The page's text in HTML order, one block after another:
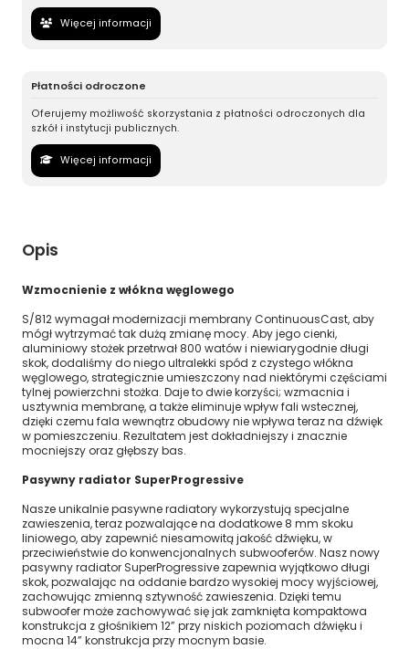
Więcej informacji
Płatności odroczone
Oferujemy możliwość skorzystania z płatności odroczonych dla
szkół i instytucji publicznych.
Więcej informacji
Opis
Wzmocnienie z włókna węglowego
S/812 wymagał modernizacji membrany ContinuousCast, aby
mógł wytrzymać tak dużą zmianę mocy. Aby jego cienki,
aluminiowy stożek przetrwał 800 watów i niewiarygodnie długi
skok, dodaliśmy do niego ultralekki spód z czystego włókna
węglowego, strategicznie umieszczony nad niektórymi częściami
tylnej powierzchni stożka. Daje to dwie korzyści; wzmacnia i
usztywnia membranę, a także eliminuje wpływ fali wstecznej,
dzięki czemu fala wewnątrz obudowy nie wpływa teraz na dźwięk
w pomieszczeniu. Rezultatem jest dokładniejszy i znacznie
mocniejszy oraz głębszy bas.
Pasywny radiator SuperProgressive
Nasze unikalnie pasywne radiatory wykorzystują specjalne
zawieszenia, teraz pozwalające na dodatkowe 8 mm skoku
liniowego, aby zapewnić niesamowitą jakość dźwięku, w
przeciwieństwie do konwencjonalnych subwooferów. Nasz nowy
pasywny radiator SuperProgressive zapewnia wyjątkowo długi
skok, pozwalając na oddanie bardzo wysokiej mocy wyjściowej,
zachowując zmienną sztywność zawieszenia. Dzięki temu
subwoofer może zachowywać się jak zamknięta kompaktowa
konstrukcja z głośnikiem 12” przy niskich poziomach dźwięku i
mocna 14” konstrukcja przy mocnym basie.